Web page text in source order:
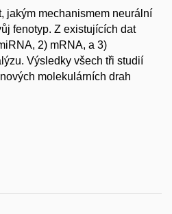
jakým mechanismem neurální
fenotyp. Z existujících dat
2) mRNA, a 3)
Výsledky všech tři studií
molekulárních drah